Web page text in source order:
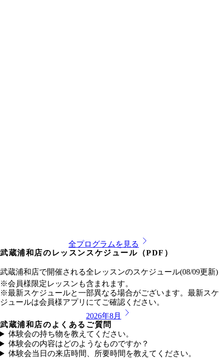
全プログラムを見る
武蔵浦和店のレッスンスケジュール（PDF）
武蔵浦和店で開催される全レッスンのスケジュール(08/09更新)
※会員様限定レッスンも含まれます。
※最新スケジュールと一部異なる場合がございます。最新スケ
ジュールは会員様アプリにてご確認ください。
2026年8月
武蔵浦和店のよくあるご質問
体験会の持ち物を教えてください。
体験会の内容はどのようなものですか？
体験会当日の来店時間、所要時間を教えてください。